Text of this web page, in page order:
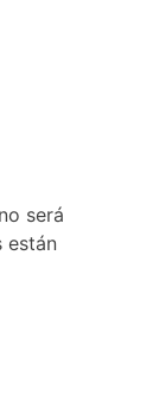
será
están